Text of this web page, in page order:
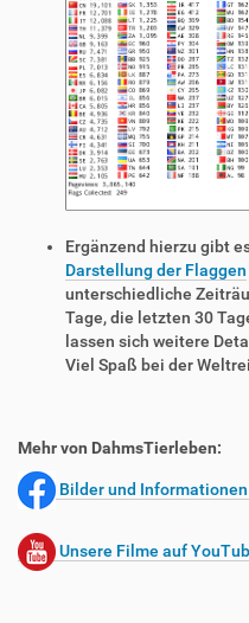
Ergänzend hierzu gibt
Darstellung der Flaggen
unterschiedliche
Tage, die letzten 30
lassen sich weitere
Viel Spaß bei der
Mehr von DahmsTierleben:
Bilder und
Unsere Filme auf